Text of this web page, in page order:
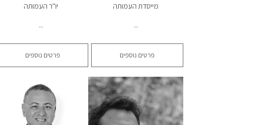
מייסדת העמותה
...
פרטים נוספים
יו"ר העמותה
...
פרטים נוספים